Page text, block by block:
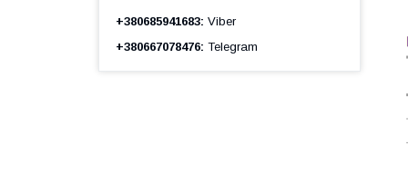
+380685941683 Viber
+380667078476 Telegram